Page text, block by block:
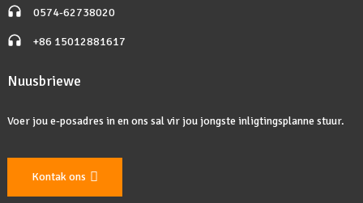
0574-62738020
+86 15012881617
Nuusbriewe
Voer jou e-posadres in en ons sal vir jou jongste inligtingsplanne stuur.
Kontak ons